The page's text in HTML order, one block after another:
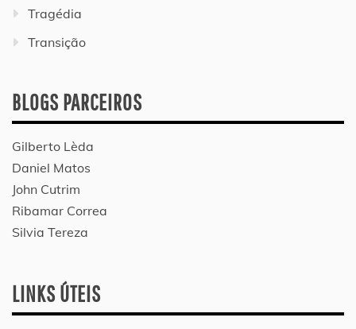
Tragédia
Transição
BLOGS PARCEIROS
Gilberto Lèda
Daniel Matos
John Cutrim
Ribamar Correa
Silvia Tereza
LINKS ÚTEIS